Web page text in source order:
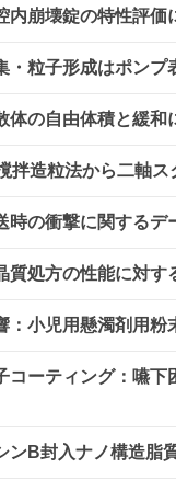
内崩壊錠の特性評
・粒子形成はポン
体の自由体積と緩
拌造粒法から二軸
時の衝撃に関するデ
質処方の性能に対
：小児用懸濁剤用
コーティング：嚥
ンB封入ナノ構造脂